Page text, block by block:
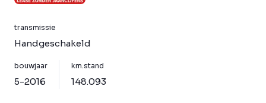
transmissie
Handgeschakeld
bouwjaar
5-2016
km.stand
148.093